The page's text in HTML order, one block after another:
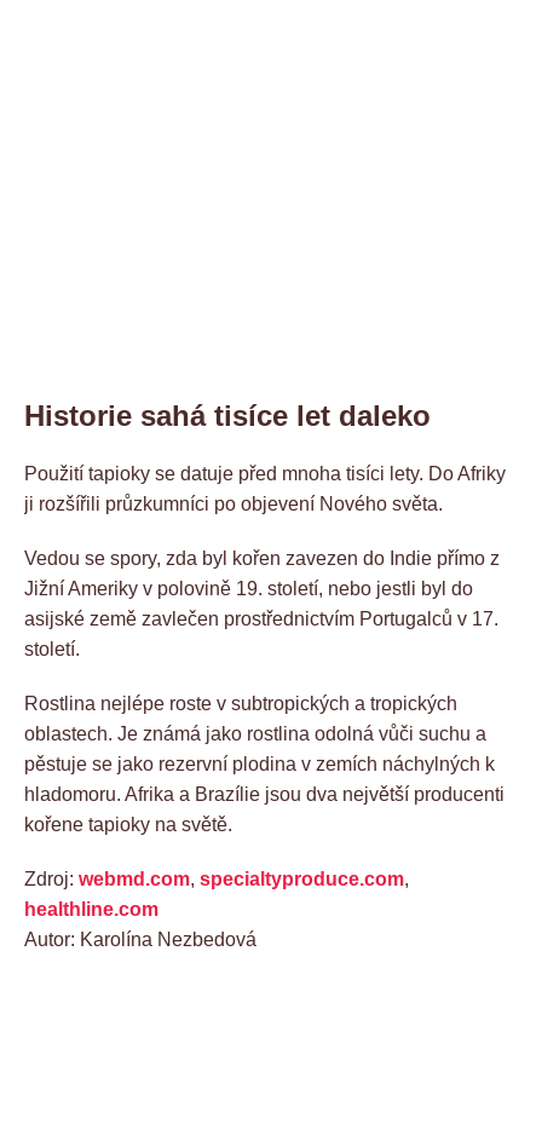
Historie sahá tisíce let daleko
Použití tapioky se datuje před mnoha tisíci lety. Do Afriky
ji rozšířili průzkumníci po objevení Nového světa.
Vedou se spory, zda byl kořen zavezen do Indie přímo z
Jižní Ameriky v polovině 19. století, nebo jestli byl do
asijské země zavlečen prostřednictvím Portugalců v 17.
století.
Rostlina nejlépe roste v subtropických a tropických
oblastech. Je známá jako rostlina odolná vůči suchu a
pěstuje se jako rezervní plodina v zemích náchylných k
hladomoru. Afrika a Brazílie jsou dva největší producenti
kořene tapioky na světě.
Zdroj: webmd.com, specialtyproduce.com,
healthline.com
Autor: Karolína Nezbedová